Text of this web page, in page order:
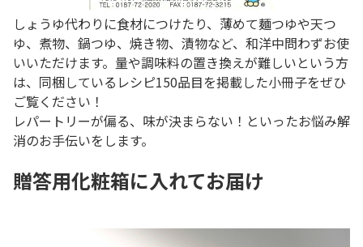
しょうゆ代わりに食材につけたり、薄めて麺つゆや天つ
ゆ、煮物、鍋つゆ、焼き物、漬物など、和洋中問わずお使
いいただけます。量や調味料の置き換えが難しいという方
は、同梱しているレシピ150品目を掲載した小冊子をぜひ
ご覧ください！
レパートリーが偏る、味が決まらない！といったお悩み解
消のお手伝いをします。
贈答用化粧箱に入れてお届け